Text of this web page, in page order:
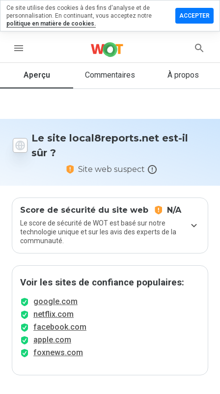
menu
Aperçu Commentaires À propos
Le site local8reports.net est-il
sûr ?
Site web suspect
Score de sécurité du site web N/A
Le score de sécurité de WOT est basé sur notre
technologie unique et sur les avis des experts de la
communauté.
Voir les sites de confiance populaires:
google.com
netflix.com
facebook.com
apple.com
foxnews.com
un
sur
Quelle
donneriez-
Ce site utilise des cookies à des fins d'analyse et de
personnalisation. En continuant, vous acceptez notre
politique en matière de cookies.
ACCEPTER